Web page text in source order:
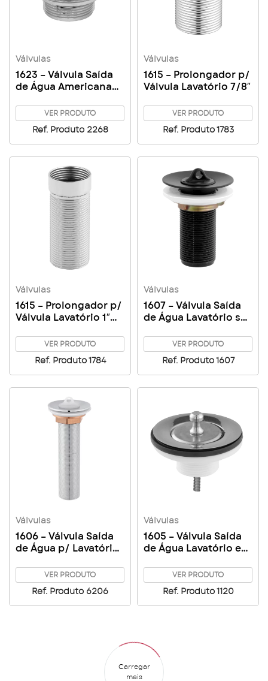
Válvulas
1623 – Válvula Saída
de Água Americana
VER PRODUTO
Ref. Produto 2268
Válvulas
1615 – Prolongador p/
Válvula Lavatório 7/8″
VER PRODUTO
Ref. Produto 1783
Válvulas
1615 – Prolongador p/
Válvula Lavatório 1″
VER PRODUTO
Ref. Produto 1784
Válvulas
1607 – Válvula Saída
de Água Lavatório s/
VER PRODUTO
Ref. Produto 1607
Válvulas
1606 – Válvula Saída
de Água p/ Lavatório
VER PRODUTO
Ref. Produto 6206
Válvulas
1605 – Válvula Saída
de Água Lavatório em
VER PRODUTO
Ref. Produto 1120
Carregar
mais